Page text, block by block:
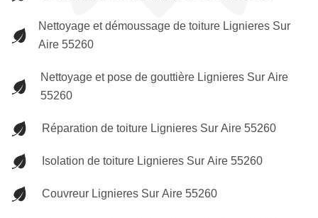
Nettoyage et démoussage de toiture Lignieres Sur
Aire 55260
Nettoyage et pose de gouttière Lignieres Sur Aire
55260
Réparation de toiture Lignieres Sur Aire 55260
Isolation de toiture Lignieres Sur Aire 55260
Couvreur Lignieres Sur Aire 55260